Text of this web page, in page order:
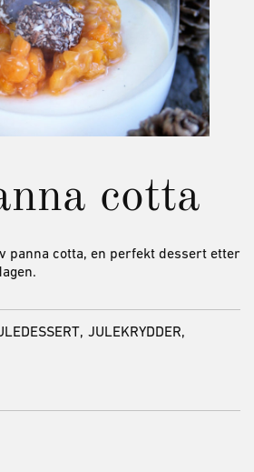
cotta
panna cotta, en perfekt dessert etter
JULEKRYDDER,